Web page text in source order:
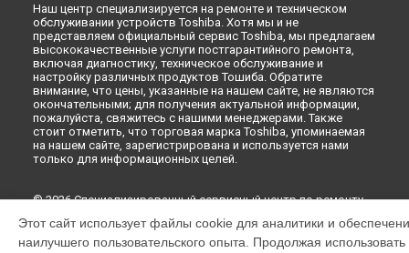
Наш центр специализируется на ремонте и техническом
обслуживании устройств Toshiba. Хотя мы и не
представляем официальный сервис Toshiba, мы предлагаем
высококачественные услуги постгарантийного ремонта,
включая диагностику, техническое обслуживание и
настройку различных продуктов Тошиба. Обратите
внимание, что цены, указанные на нашем сайте, не являются
окончательными; для получения актуальной информации,
пожалуйста, свяжитесь с нашими менеджерами. Также
стоит отметить, что торговая марка Toshiba, упоминаемая
на нашем сайте, зарегистрирована и используется нами
только для информационных целей.
© 2026 Специализированный сервисный центр по ремонту
Этот сайт использует файлы cookie для аналитики и
наилучшего пользовательского опыта. Продолжая использовать